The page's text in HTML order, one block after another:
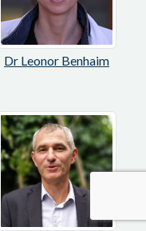
Dr Leonor Benhaim